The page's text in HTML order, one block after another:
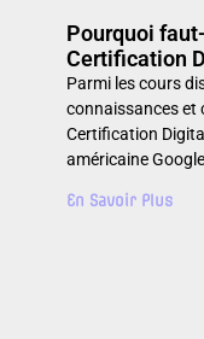
Pourquoi
Certification
Parmi les cours
connaissances et
Certification
américaine
En Savoir Plus